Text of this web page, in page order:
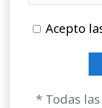
Acepto
* Todas